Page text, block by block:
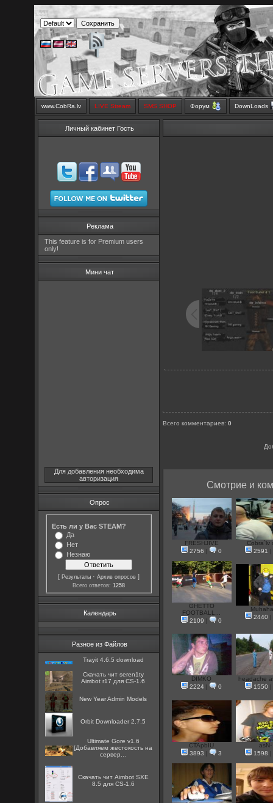
www.CobRa.lv LIVE Stream SMS SHOP Форум DownLoads
Личный кабинет Гость
Реклама
This feature is for Premium users
only!
Мини чат
Для добавления необходима
авторизация
Опрос
Есть ли у Вас STEAM?
Да
Нет
Незнаю
[Результаты ·Архив опросов ]
Всего ответов:1258
Календарь
Разное из Файлов
Trayit 4.6.5 download
Скачать чит seren1ty
Aimbot r17 для CS-1.6
New Year Admin Models
Orbit Downloader 2.7.5
Ultimate Gore v1.6
[Добавляем жестокость на
сервер...
Скачать чит Aimbot SXE
8.5 для CS-1.6
Всего комментариев:0
Смотрие и
FRESHJIVE
2756
| 0
Cobra`lv
2591
GHETTO
FOOTBALL...
2109
| 0
2440
DIMKO
2224 | 0
headache
1550
CTApbIU
3893
| 3
asN-
1598